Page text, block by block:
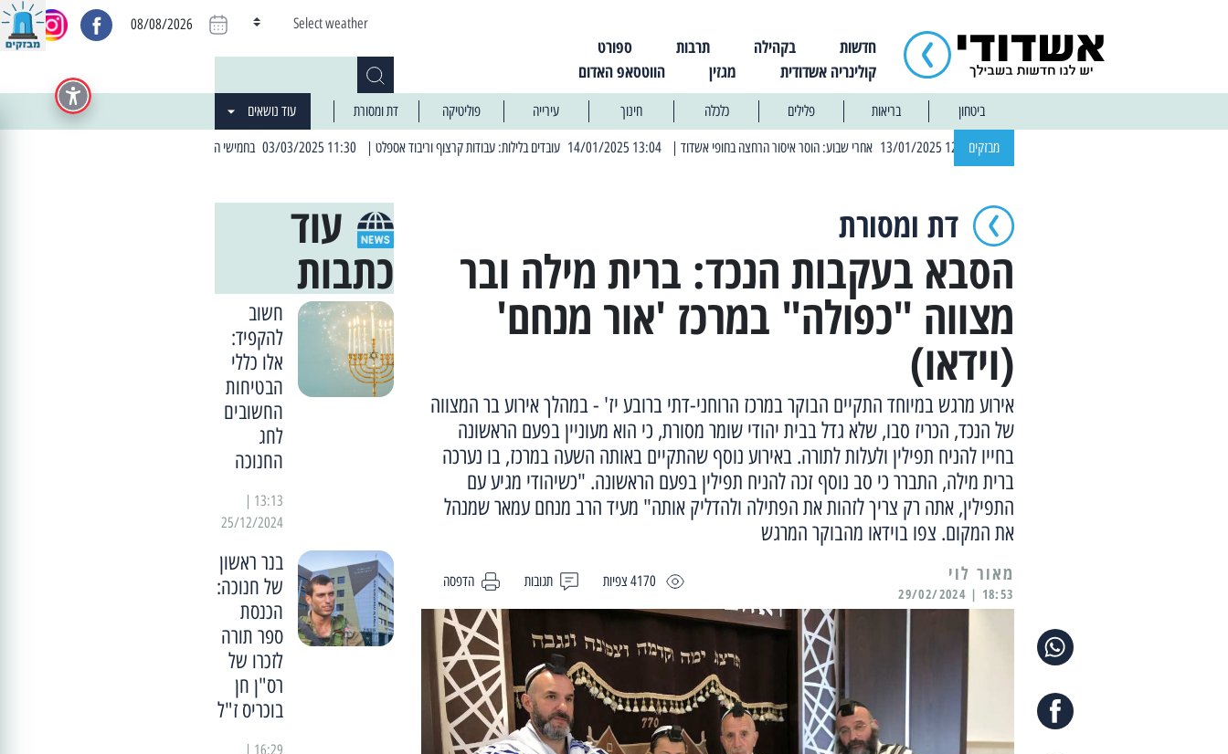
חדשות בקהילה תרבות
ספורט
קולינריה אשדודית
מגזין הווטסאפ האדום
Select weather
08/08/2026
ביטחון בריאות פלילים כלכלה חינוך עירייה פוליטיקה דת ומסורת עוד נושאים
מבזקים | 13:04 14/01/2025 עובדים בלילות: עבודות קרצוף וריבוד אספלט | 11:30 03/03/2025 בחמישי הקרוב: הרחובות בהם תהיה הפסקת חשמל יזומה
דת ומסורת
הסבא בעקבות הנכד: ברית מילה ובר
מצווה "כפולה" במרכז 'אור מנחם'
(וידאו)
אירוע מרגש במיוחד התקיים הבוקר במרכז הרוחני-דתי ברובע יז' - במהלך אירוע בר המצווה
של הנכד, הכריז סבו, שלא גדל בבית יהודי שומר מסורת, כי הוא מעוניין בפעם הראשונה
בחייו להניח תפילין ולעלות לתורה. באירוע נוסף שהתקיים באותה השעה במרכז, בו נערכה
ברית מילה, התברר כי סב נוסף זכה להניח תפילין בפעם הראשונה. "כשיהודי מגיע עם
התפילין, אתה רק צריך לזהות את הפתילה ולהדליק אותה" מעיד הרב מנחם עמאר שמנהל
את המקום. צפו בוידאו מהבוקר המרגש
4170 צפיות תגובות הדפסה מאור לוי
18:53 | 29/02/2024
עוד
כתבות
חשוב
להקפיד:
אלו כללי
הבטיחות
החשובים
לחג
החנוכה
25/12/2024
בנר ראשון
של חנוכה:
הכנסת
ספר תורה
לזכרו של
רס"ן חן
בוכריס ז"ל